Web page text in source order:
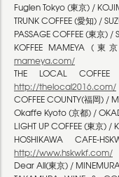
Fuglen Tokyo (東京) /
TRUNK COFFEE (愛知) /
PASSAGE COFFEE (東京) /
KOFFEE MAMEYA (
mameya.com/
THE LOCAL
http://thelocal2016.com/
COFFEE COUNTY(福岡) /
Okaffe Kyoto (京都) /
LIGHT UP COFFEE (東京)
HOSHIKAWA
http://www.hskwkf.com/
Dear All(東京) /